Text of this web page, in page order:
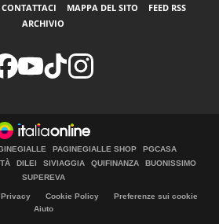
CONTATTACI MAPPA DEL SITO
FEED RSS
ARCHIVIO
PAGINEGIALLE SHOP
PGCASA
DILEI SIVIAGGIA QUIFINANZA
BUONISSIMO
SUPEREVA
Privacy Cookie Policy
Preferenze sui cookie
Aiuto